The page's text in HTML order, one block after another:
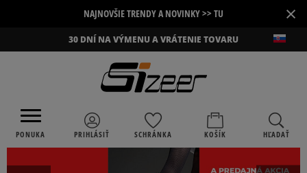
NAJNOVŠIE TRENDY A NOVINKY >> TU ×
30 DNÍ NA VÝMENU A VRÁTENIE TOVARU
PONUKA PRIHLÁSIŤ SCHRÁNKA KOŠÍK HĽADAŤ